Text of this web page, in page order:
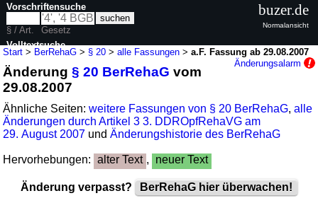
Start > BerRehaG > § 20 >alle Fassungen >a.F. Fassung ab 29.08.2007
Änderungsalarm
Änderung§ 20 BerRehaG vom
29.08.2007
Ähnliche Seiten:weitere Fassungen von § 20 BerRehaG,alle
Änderungen durch Artikel 3 3. DDROpfRehaVG am
29. August 2007 undÄnderungshistorie des BerRehaG
Hervorhebungen: alter Text , neuer Text
Änderung verpasst? BerRehaG hier überwachen!
Vorschriftensuche
§ / Art.
Gesetz
Volltextsuche
nur in BerRehaG
buzer.de
Normalansicht